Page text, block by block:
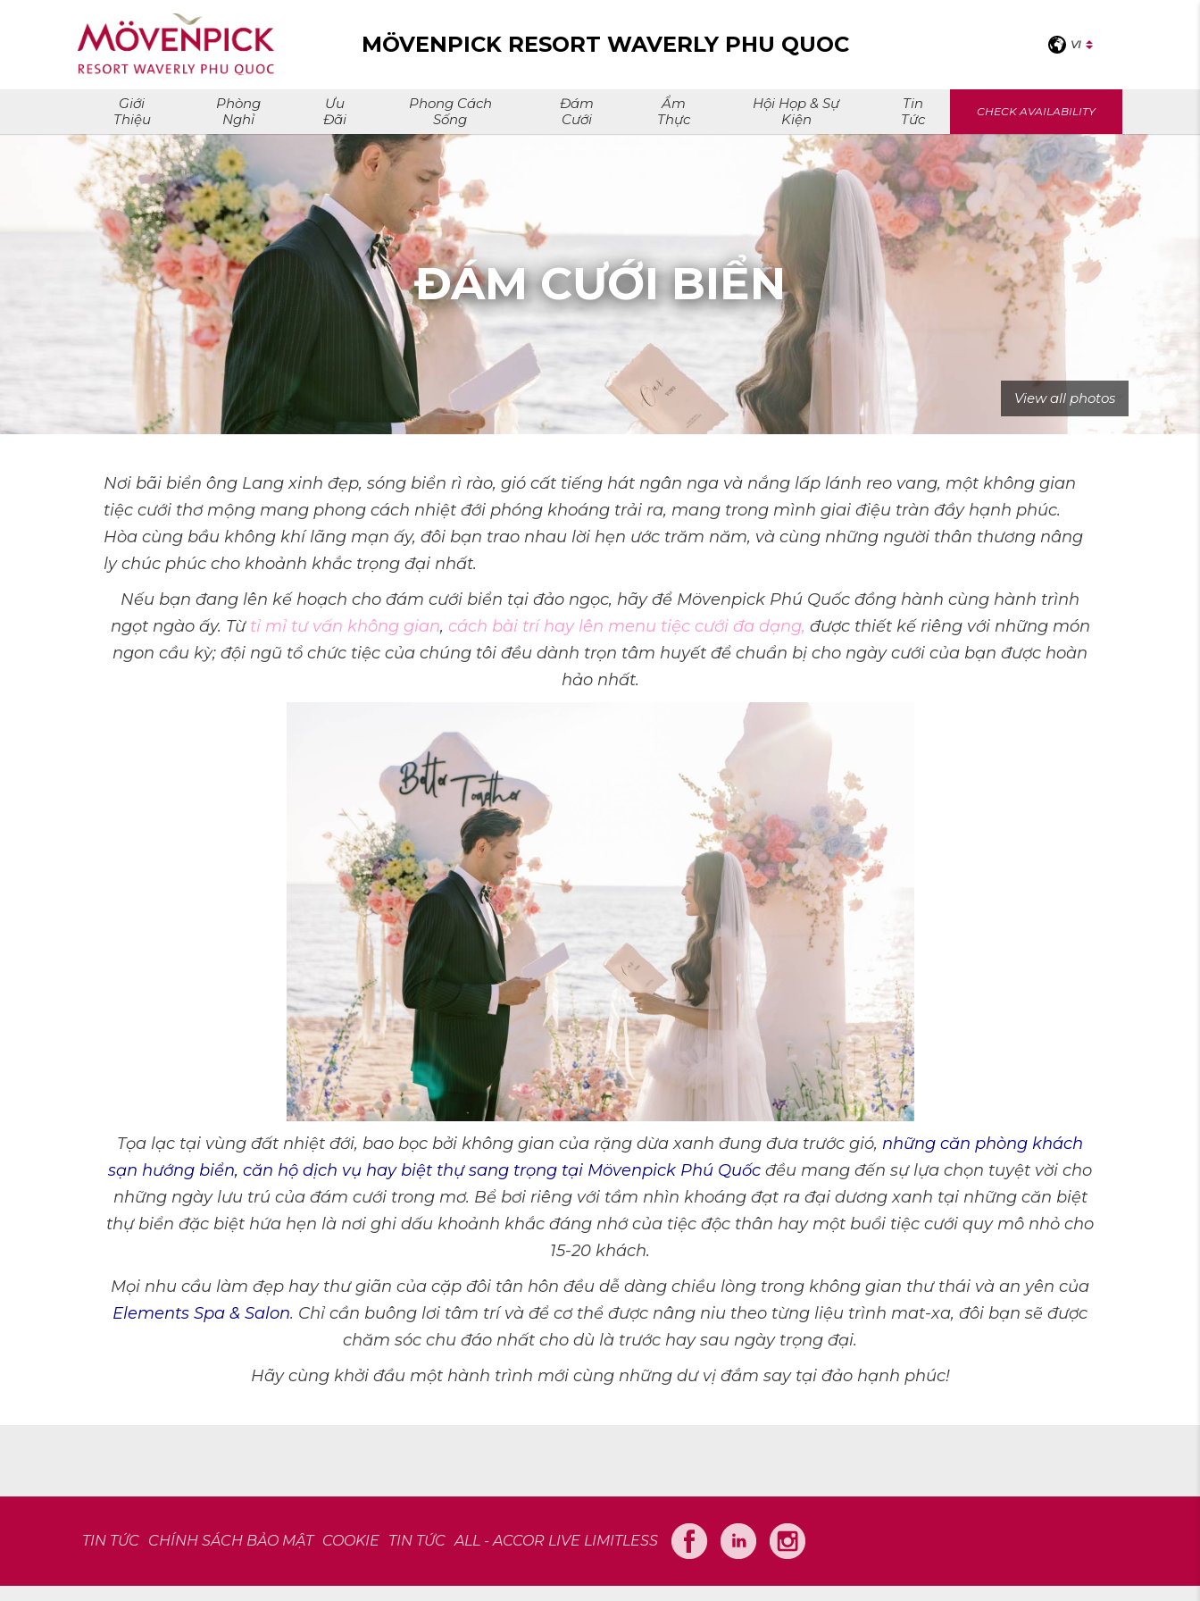
MÖVENPICK RESORT WAVERLY PHU QUOC VI
Giới
Thiệu
Phòng
Nghỉ
Ưu
Đãi
Phong Cách
Sống
Đám
Cưới
Ẩm
Thực
Hội Họp & Sự
Kiện
Tin
Tức
CHECK AVAILABILITY
View all photos
ĐÁM CƯỚI BIỂN
Nơi bãi biển ông Lang xinh đẹp, sóng biển rì rào, gió cất tiếng hát ngân nga và nắng lấp lánh reo vang, một không gian
tiệc cưới thơ mộng mang phong cách nhiệt đới phóng khoáng trải ra, mang trong mình giai điệu tràn đầy hạnh phúc.
Hòa cùng bầu không khí lãng mạn ấy, đôi bạn trao nhau lời hẹn ước trăm năm, và cùng những người thân thương nâng
ly chúc phúc cho khoảnh khắc trọng đại nhất.
Nếu bạn đang lên kế hoạch cho đám cưới biển tại đảo ngọc, hãy để Mövenpick Phú Quốc đồng hành cùng hành trình
ngọt ngào ấy. Từ tỉ mỉ tư vấn không gian, cách bài trí hay lên menu tiệc cưới đa dạng, được thiết kế riêng với những món
ngon cầu kỳ; đội ngũ tổ chức tiệc của chúng tôi đều dành trọn tâm huyết để chuẩn bị cho ngày cưới của bạn được hoàn
hảo nhất.
Tọa lạc tại vùng đất nhiệt đới, bao bọc bởi không gian của rặng dừa xanh đung đưa trước gió, những căn phòng khách
sạn hướng biển, căn hộ dịch vụ hay biệt thự sang trọng tại Mövenpick Phú Quốc đều mang đến sự lựa chọn tuyệt vời cho
những ngày lưu trú của đám cưới trong mơ. Bể bơi riêng với tầm nhìn khoáng đạt ra đại dương xanh tại những căn biệt
thự biển đặc biệt hứa hẹn là nơi ghi dấu khoảnh khắc đáng nhớ của tiệc độc thân hay một buổi tiệc cưới quy mô nhỏ cho
15-20 khách.
Mọi nhu cầu làm đẹp hay thư giãn của cặp đôi tân hôn đều dễ dàng chiều lòng trong không gian thư thái và an yên của
Elements Spa & Salon. Chỉ cần buông lơi tâm trí và để cơ thể được nâng niu theo từng liệu trình mat-xa, đôi bạn sẽ được
chăm sóc chu đáo nhất cho dù là trước hay sau ngày trọng đại.
Hãy cùng khởi đầu một hành trình mới cùng những dư vị đắm say tại đảo hạnh phúc!
TIN TỨC CHÍNH SÁCH BẢO MẬT COOKIE TIN TỨC ALL - ACCOR LIVE LIMITLESS